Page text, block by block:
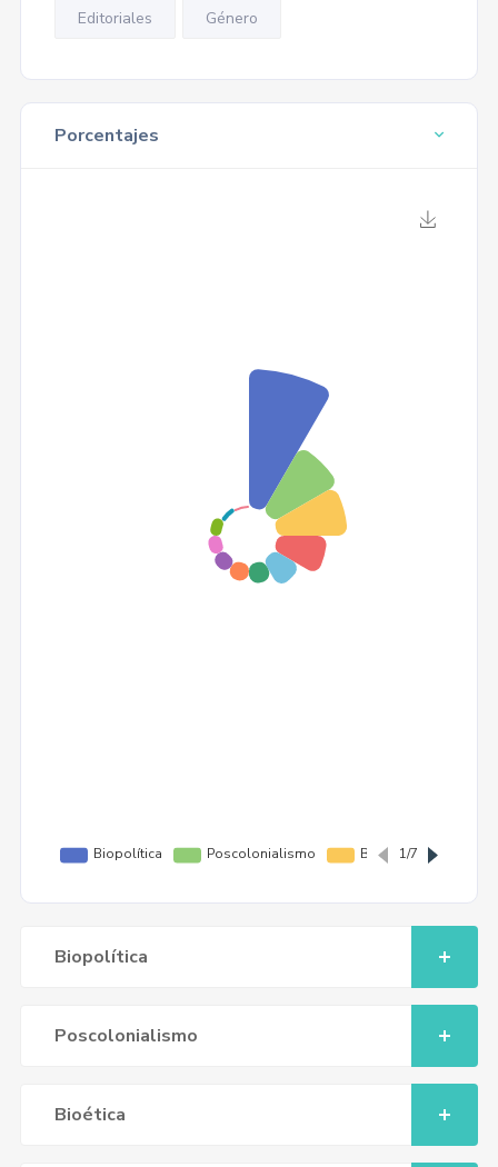
Editoriales Género
Porcentajes
Biopolítica
Poscolonialismo
Bioética